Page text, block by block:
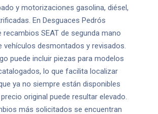
y motorizaciones gasolina, diésel,
En Desguaces Pedrós
SEAT de segunda mano
vehículos desmontados y revisados.
puede incluir piezas para modelos
lo que facilita localizar
ya no siempre están disponibles
original puede resultar elevado.
más solicitados se encuentran